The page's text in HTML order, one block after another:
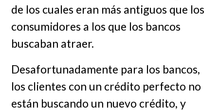
de los cuales eran más antiguos que los
consumidores a los que los bancos
buscaban atraer.
Desafortunadamente para los bancos,
los clientes con un crédito perfecto no
están buscando un nuevo crédito, y